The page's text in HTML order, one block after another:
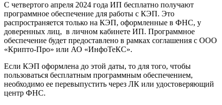
С четвертого апреля 2024 года ИП бесплатно получают
программное обеспечение для работы с КЭП. Это
распространяется только на КЭП, оформленные в ФНС, у
доверенных лиц, в личном кабинете ИП. Программное
обеспечение будет предоставлено в рамках соглашения с ООО
«Крипто-Про» или АО «ИнфоТеКС».
Если КЭП оформлена до этой даты, то для того, чтобы
пользоваться бесплатным программным обеспечением,
необходимо ее перевыпустить через ЛК или удостоверяющий
центр ФНС.